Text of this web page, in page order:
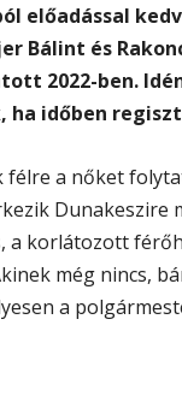
előadással
Bálint és
2022-ben.
ha időben
a nőket
Dunakeszire
a korlátozott
még nincs,
a